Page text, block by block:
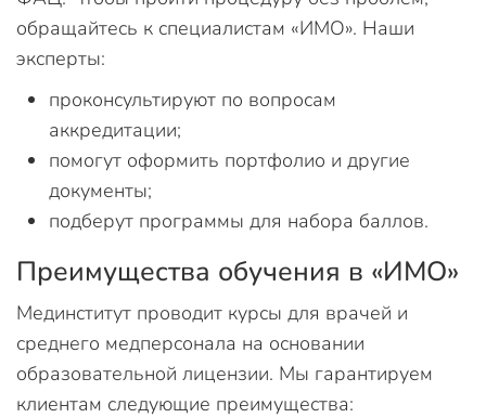
обращайтесь к специалистам «ИМО». Наши
эксперты:
проконсультируют по вопросам
аккредитации;
помогут оформить портфолио и другие
документы;
подберут программы для набора баллов.
Преимущества обучения в «ИМО»
Мединститут проводит курсы для врачей и
среднего медперсонала на основании
образовательной лицензии. Мы гарантируем
клиентам следующие преимущества: